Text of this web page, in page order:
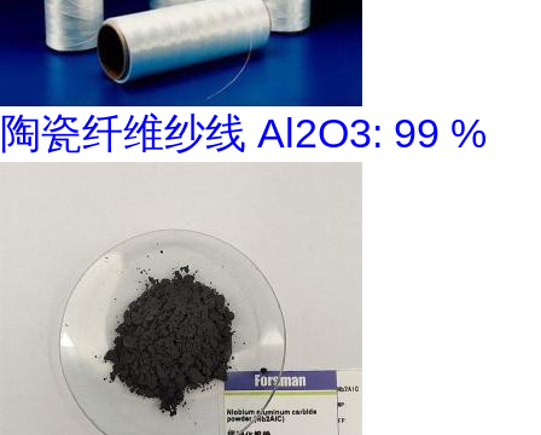
陶瓷纤维纱线 Al2O3: 99 %